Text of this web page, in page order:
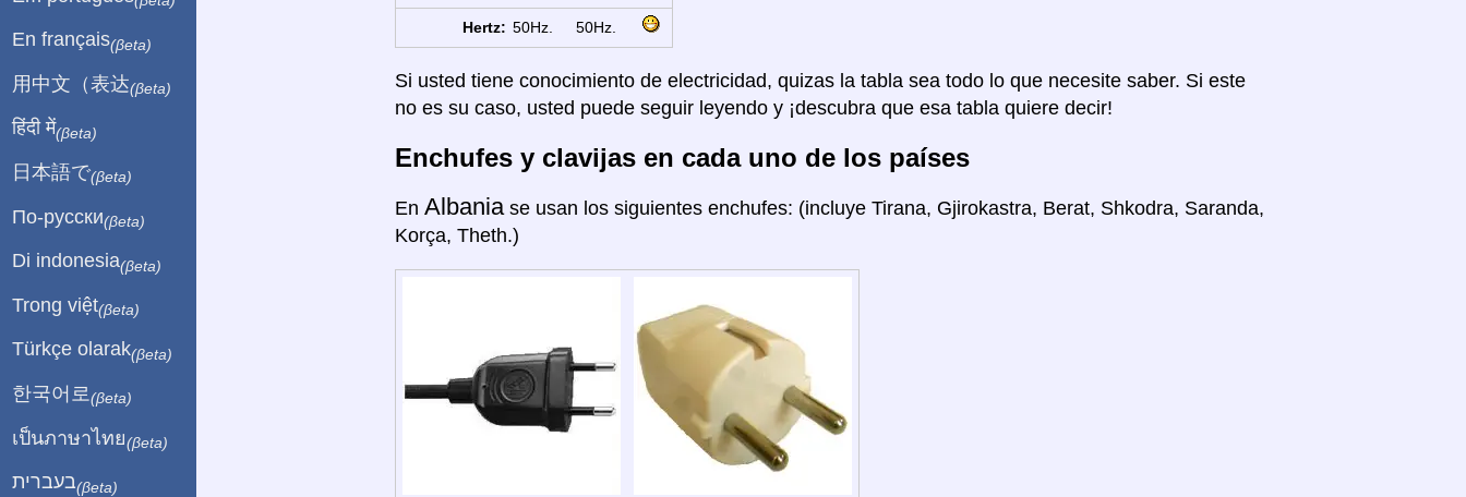
Hertz: 50Hz. 50Hz.
Si usted tiene conocimiento de electricidad, quizas la tabla sea todo lo que necesite saber. Si este
no es su caso, usted puede seguir leyendo y ¡descubra que esa tabla quiere decir!
Enchufes y clavijas en cada uno de los países
En Albania se usan los siguientes enchufes: (incluye Tirana, Gjirokastra, Berat, Shkodra, Saranda,
Korça, Theth.)
En français(βeta)
用中文（表达(βeta)
हिंदी में(βeta)
日本語で(βeta)
По-русски(βeta)
Di indonesia(βeta)
Trong việt(βeta)
Türkçe olarak(βeta)
한국어로 (βeta)
เป็นภาษาไทย(βeta)
בעברית(βeta)